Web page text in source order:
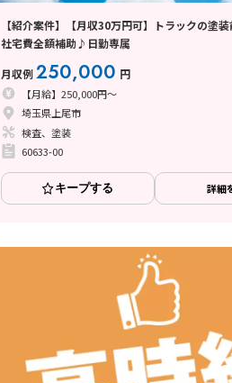
【紹介案件】【月収30万円可】トラックの塗
社宅費全額補助♪日勤専属
月収例250,000 円
【月給】250,000円～
埼玉県上尾市
検査、塗装
60633-00
キープする 詳細